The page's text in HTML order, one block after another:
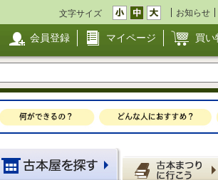
文字サイズ お知らせ
会員登録 マイページ 買い